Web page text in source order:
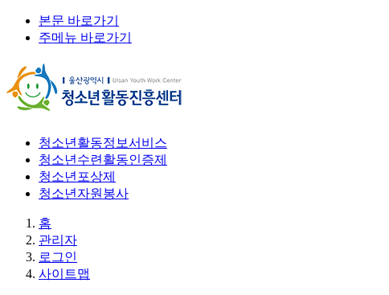
본문 바로가기
주메뉴 바로가기
청소년활동정보서비스
청소년수련활동인증제
청소년포상제
청소년자원봉사
홈
관리자
로그인
사이트맵